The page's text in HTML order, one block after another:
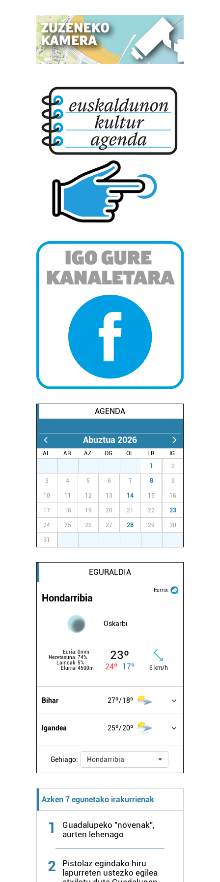
AGENDA
Abuztua 2026
AL. AR. AZ. OG. OL. LR.
IG.
1 2
3 4 5 6 7 8 9
10 11 12 13 14 15 16
17 18 19 20 21 22 23
24 25 26 27 28 29 30
31
EGURALDIA
Iturria:
Hondarribia
Oskarbi
Euria: 0mm
Hezetasuna: 74%
Lainoak: 5%
Elurra: 4500m
23º
24º 17º 6 km/h
Bihar 27º 18º
Igandea 25º 20º
Gehiago: Hondarribia
Azken 7 egunetako irakurrienak
1
Guadalupeko "novenak",
aurten lehenago
2
Pistolaz egindako hiru
lapurreten ustezko egilea